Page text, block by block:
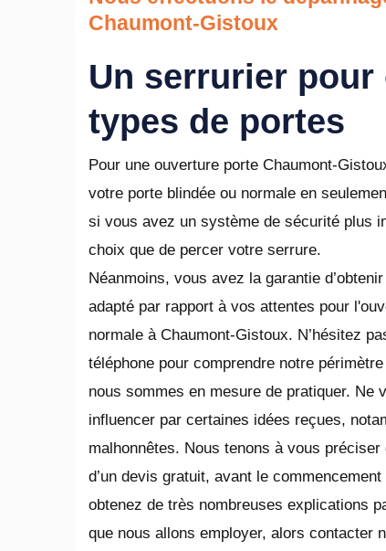
Chaumont-Gistoux
Un serrurier
types de portes
Pour une ouverture porte Chaumont-
votre porte blindée ou normale en
si vous avez un système de sécurité plus
choix que de percer votre serrure.
Néanmoins, vous avez la garantie
adapté par rapport à vos attentes pour
normale à Chaumont-Gistoux. N’hésitez
téléphone pour comprendre notre
nous sommes en mesure de pratiquer. Ne
influencer par certaines idées reçues,
malhonnêtes. Nous tenons à vous
d’un devis gratuit, avant le
obtenez de très nombreuses explications
que nous allons employer, alors contacter